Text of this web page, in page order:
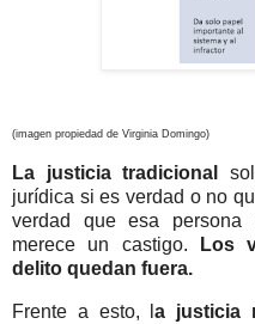
(imagen propiedad de Virginia Domingo)
La justicia tradicional
jurídica si es verdad o no
verdad que esa persona
merece un castigo.
Los
delito quedan fuera.
Frente a esto, la justicia